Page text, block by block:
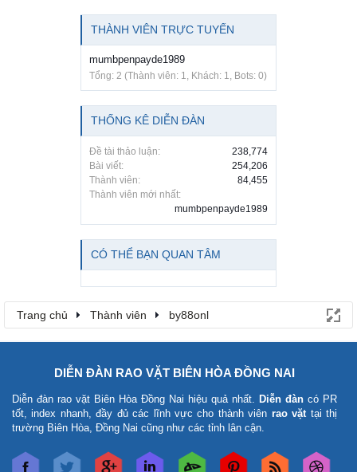
THÀNH VIÊN TRỰC TUYẾN
mumbpenpayde1989
Tổng: 2 (Thành viên: 1, Khách: 1, Bots: 0)
THỐNG KÊ DIỄN ĐÀN
Đề tài thảo luận:
238,774
Bài viết:
254,206
Thành viên:
84,455
Thành viên mới nhất:
mumbpenpayde1989
CÓ THỂ BẠN QUAN TÂM
Trang chủ Thành viên by88onl
DIỄN ĐÀN RAO VẶT BIÊN HÒA ĐỒNG NAI
Diễn đàn rao vặt Biên Hòa Đồng Nai hiệu quả nhất. Diễn đàn có PR
tốt, index nhanh, đầy đủ các lĩnh vực cho thành viên rao vặttại thị
trường Biên Hòa, Đồng Nai cũng như các tỉnh lân cận.